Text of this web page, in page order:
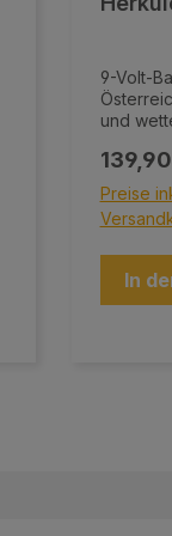
9-Volt-
Österreich Robustes,
und
Einfache
(1,5 m)
Preise
In